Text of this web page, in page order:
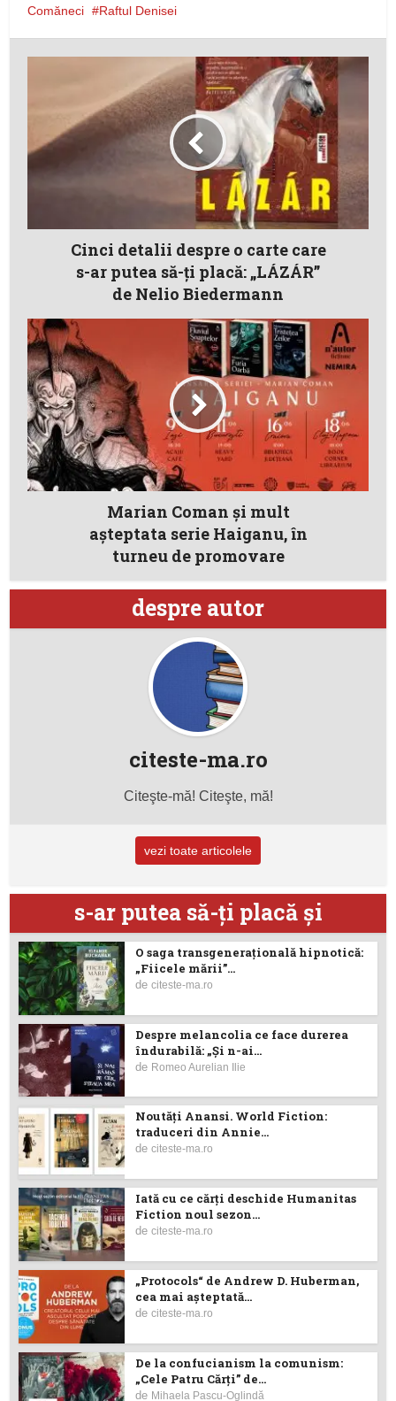
Comăneci
Raftul Denisei
Cinci detalii despre o carte care
s-ar putea să-ţi placă: „LÁZÁR”
de Nelio Biedermann
Marian Coman și mult
așteptata serie Haiganu, în
turneu de promovare
despre autor
citeste-ma.ro
Citeşte-mă! Citeşte, mă!
vezi toate articolele
s-ar putea să-ţi placă şi
O saga transgenerațională hipnotică:
„Fiicele mării”...
deciteste-ma.ro
Despre melancolia ce face durerea
îndurabilă: „Și n-ai...
de Romeo Aurelian Ilie
Noutăţi Anansi. World Fiction:
traduceri din Annie...
deciteste-ma.ro
Iată cu ce cărţi deschide Humanitas
Fiction noul sezon...
deciteste-ma.ro
„Protocols“ de Andrew D. Huberman,
cea mai așteptată...
deciteste-ma.ro
De la confucianism la comunism:
„Cele Patru Cărți” de...
de Mihaela Pascu-Oglindă